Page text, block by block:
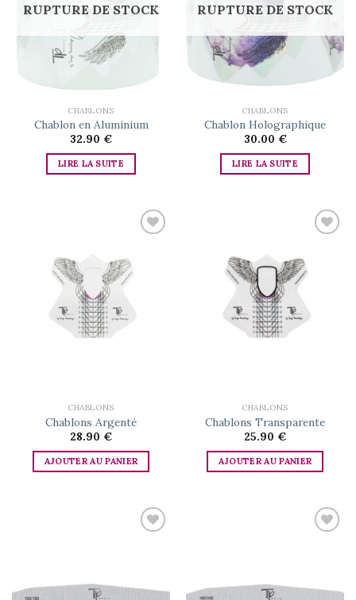
RUPTURE DE STOCK
CHABLONS
Chablon en Aluminium
32.90 €
LIRE LA SUITE
RUPTURE DE STOCK
CHABLONS
Chablon Holographique
30.00 €
LIRE LA SUITE
CHABLONS
Chablons Argenté
28.90 €
AJOUTER AU PANIER
CHABLONS
Chablons Transparente
25.90 €
AJOUTER AU PANIER